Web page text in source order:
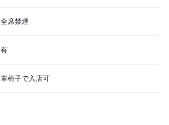
全席禁煙
有
車椅子で入店可